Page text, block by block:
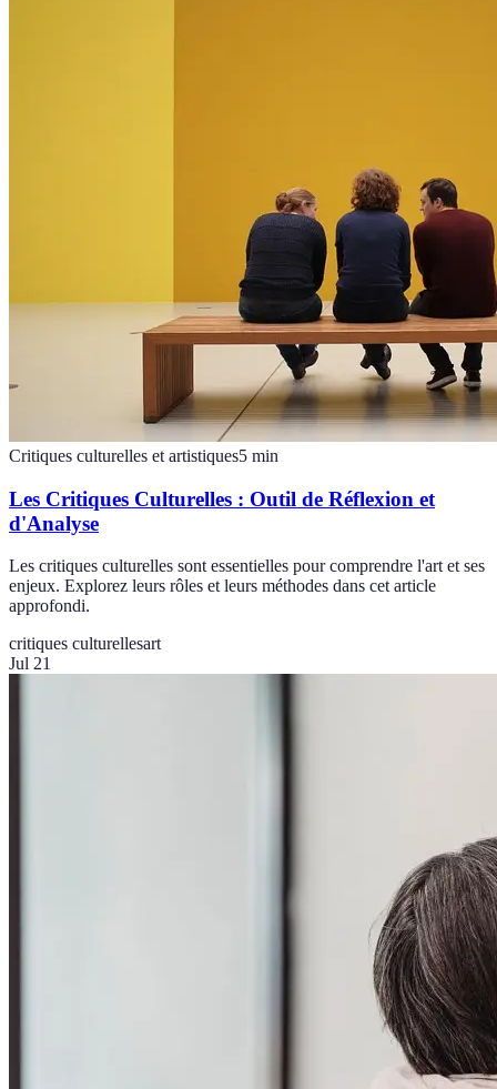
Critiques culturelles et artistiques5 min
Les Critiques Culturelles : Outil de Réflexion et
d'Analyse
Les critiques culturelles sont essentielles pour comprendre l'art et ses
enjeux. Explorez leurs rôles et leurs méthodes dans cet article
approfondi.
critiques culturellesart
Jul 21